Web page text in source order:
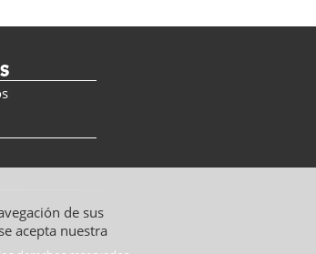
de sus
acepta nuestra